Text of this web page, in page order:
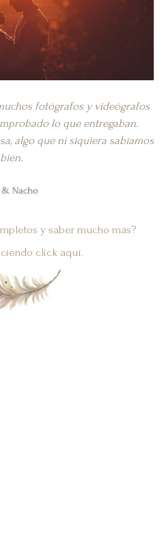
fotógrafos y videógrafos
lo que entregaban.
algo que ni siquiera sabíamos
bien.
y saber mucho más?
click aquí.